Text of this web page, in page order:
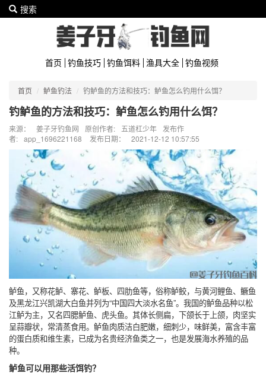
搜索
首页 钓鱼技巧 钓鱼饵料 渔具大全 钓鱼视频
首页 鲈鱼钓法 钓鲈鱼的方法和技巧：鲈鱼怎么钓用什么饵？
钓鲈鱼的方法和技巧：鲈鱼怎么钓用什么饵？
来源： 姜子牙钓鱼网 原创作者: 五道杠少年
发布作
者: app_1696221168 发布日期： 2021-12-12 10:57:55
鲈鱼，又称花鲈、寨花、鲈板、四肋鱼等，俗称鲈鲛，与黄河鲤鱼、鳜鱼
及黑龙江兴凯湖大白鱼并列为“中国四大淡水名鱼”。我国的鲈鱼品种以松
江鲈为主，又名四腮鲈鱼、虎头鱼。其体长侧扁，下颌长于上颌，肉坚实
呈蒜瓣状，常清蒸食用。鲈鱼肉质洁白肥嫩，细刺少，味鲜美，富含丰富
的蛋白质和维生素，已成为名贵经济鱼类之一，也是发展海水养殖的品
种。
鲈鱼可以用那些活饵钓？